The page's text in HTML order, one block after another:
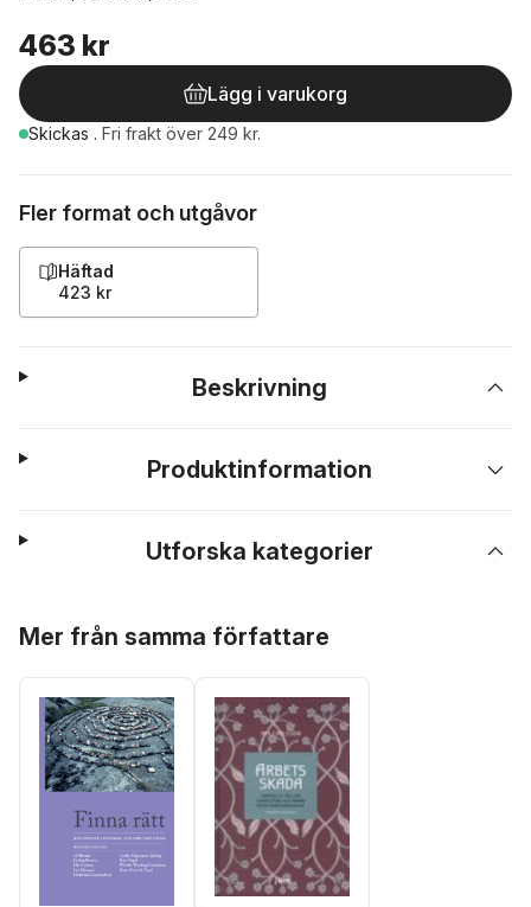
463 kr
Lägg i varukorg
Skickas . Fri frakt över 249 kr.
Fler format och utgåvor
Häftad
423 kr
Beskrivning
Produktinformation
Utforska kategorier
Mer från samma författare